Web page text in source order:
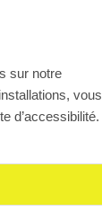
sur notre
vous
d’accessibilité.